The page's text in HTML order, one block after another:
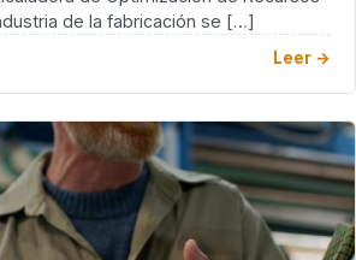
de la fabricación se […]
Leer →